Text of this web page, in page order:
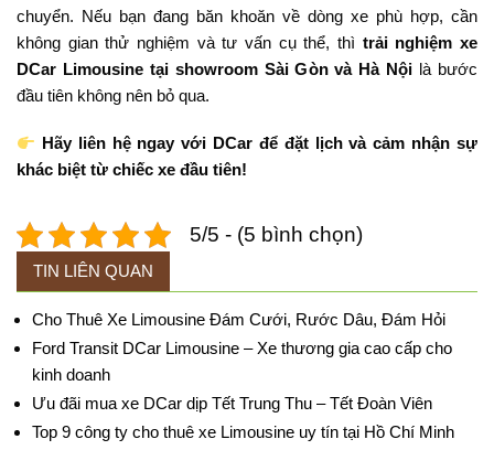
chuyển. Nếu bạn đang băn khoăn về dòng xe phù hợp, cần
không gian thử nghiệm và tư vấn cụ thể, thì trải nghiệm xe
DCar Limousine tại showroom Sài Gòn và Hà Nội là bước
đầu tiên không nên bỏ qua.
Hãy liên hệ ngay với DCar để đặt lịch và cảm nhận sự
khác biệt từ chiếc xe đầu tiên!
5/5 - (5 bình chọn)
TIN LIÊN QUAN
Cho Thuê Xe Limousine Đám Cưới, Rước Dâu, Đám Hỏi
Ford Transit DCar Limousine – Xe thương gia cao cấp cho
kinh doanh
Ưu đãi mua xe DCar dịp Tết Trung Thu – Tết Đoàn Viên
Top 9 công ty cho thuê xe Limousine uy tín tại Hồ Chí Minh